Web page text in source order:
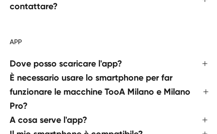
contattare?
APP
Dove posso scaricare l'app?
È necessario usare lo smartphone per far
funzionare le macchine TooA Milano e Milano
Pro?
A cosa serve l'app?